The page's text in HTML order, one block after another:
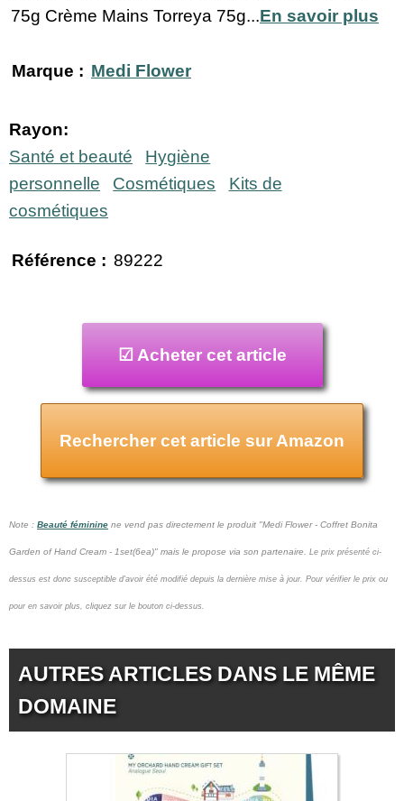
75g Crème Mains Torreya 75g...En savoir plus
Marque : Medi Flower
Rayon:
Santé et beauté
Hygiène
personnelle
Cosmétiques
Kits de
cosmétiques
Référence : 89222
☑ Acheter cet article
Rechercher cet article sur Amazon
Note : Beauté féminine ne vend pas directement le produit "Medi Flower - Coffret Bonita
Garden of Hand Cream - 1set(6ea)" mais le propose via son partenaire. Le prix présenté ci-
dessus est donc susceptible d'avoir été modifié depuis la dernière mise à jour. Pour vérifier le prix ou
pour en savoir plus, cliquez sur le bouton ci-dessus.
AUTRES ARTICLES DANS LE MÊME
DOMAINE